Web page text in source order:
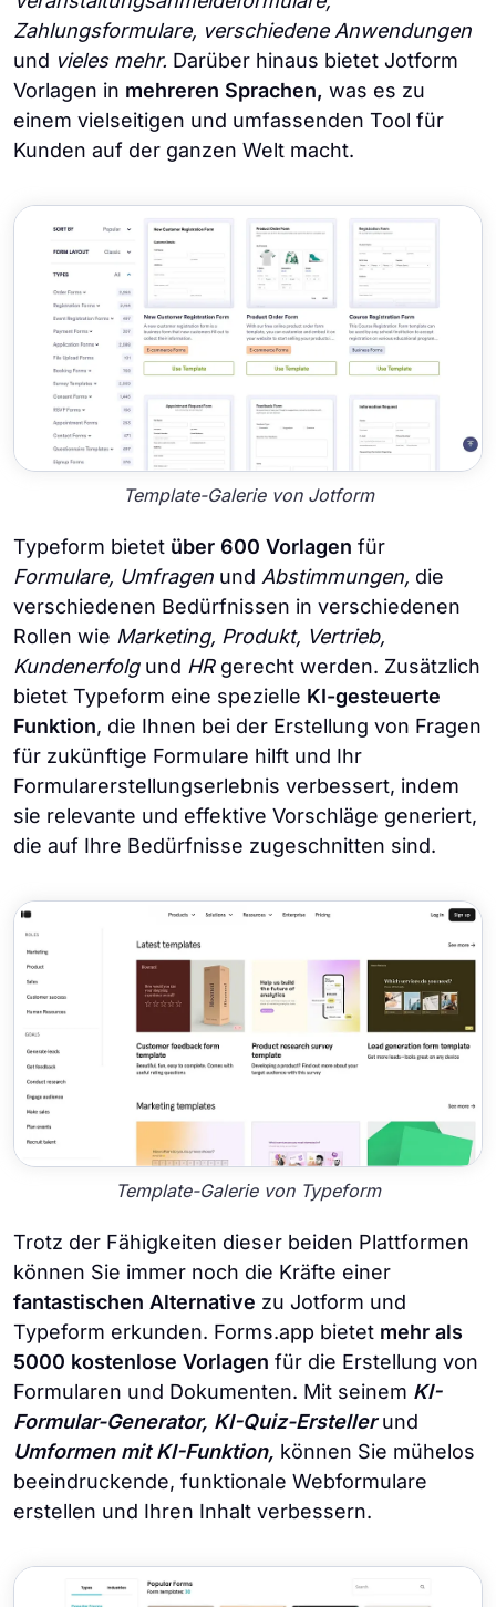
Zahlungsformulare, verschiedene Anwendungen
und vieles mehr. Darüber hinaus bietet Jotform
Vorlagen in mehreren Sprachen, was es zu
einem vielseitigen und umfassenden Tool für
Kunden auf der ganzen Welt macht.
Template-Galerie von Jotform
Typeform bietet über 600 Vorlagen für
Formulare, Umfragen und Abstimmungen, die
verschiedenen Bedürfnissen in verschiedenen
Rollen wie Marketing, Produkt, Vertrieb,
Kundenerfolg und HRgerecht werden. Zusätzlich
bietet Typeform eine spezielle KI-gesteuerte
Funktion, die Ihnen bei der Erstellung von Fragen
für zukünftige Formulare hilft und Ihr
Formularerstellungserlebnis verbessert, indem
sie relevante und effektive Vorschläge generiert,
die auf Ihre Bedürfnisse zugeschnitten sind.
Template-Galerie von Typeform
Trotz der Fähigkeiten dieser beiden Plattformen
können Sie immer noch die Kräfte einer
fantastischen Alternative zu Jotform und
Typeform erkunden. Forms.app bietet mehr als
5000 kostenlose Vorlagen für die Erstellung von
Formularen und Dokumenten. Mit seinem KI-
Formular-Generator, KI-Quiz-Erstellerund
Umformen mit KI-Funktion, können Sie mühelos
beeindruckende, funktionale Webformulare
erstellen und Ihren Inhalt verbessern.